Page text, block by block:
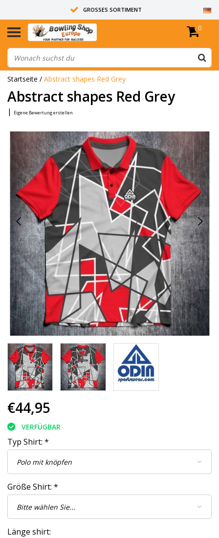
GROSSES SORTIMENT
14 TAGE RÜCKGABERECHT
ALLE BOWLINGKUGELN SIND UNGEBOHRT
0
Startseite / Abstract shapes Red Grey
Abstract shapes Red Grey
| Eigene Bewertung erstellen
€44,95
VERFÜGBAR
Typ Shirt: *
Größe Shirt: *
Länge shirt: